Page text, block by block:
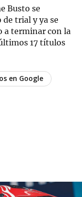
Busto se
trial y ya se
a terminar con la
17 títulos
en Google